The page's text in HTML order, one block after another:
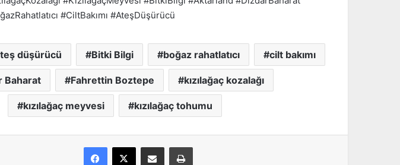
#CiltBakımı #AteşDüşürücü
düşürücü Bitki Bilgi boğaz rahatlatıcı cilt bakımı
Baharat Fahrettin Boztepe kızılağaç kozalağı
kızılağaç meyvesi kızılağaç tohumu
Facebook X E-Posta Üzerinden Paylaş Yazdır